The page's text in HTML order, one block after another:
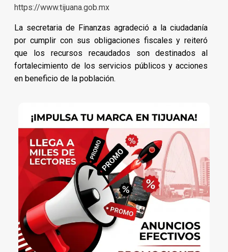
https://www.tijuana.gob.mx
La secretaria de Finanzas agradeció a la ciudadanía
por cumplir con sus obligaciones fiscales y reiteró
que los recursos recaudados son destinados al
fortalecimiento de los servicios públicos y acciones
en beneficio de la población.